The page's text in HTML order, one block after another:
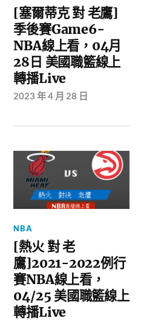
[塞爾蒂克 對 老鷹]
季後賽Game6-
NBA線上看，04月
28日 美國職籃線上
轉播Live
2023 年 4 月 28 日
NBA
[熱火 對 老
鷹]2021-2022例行
賽NBA線上看，
04/25 美國職籃線上
轉播Live